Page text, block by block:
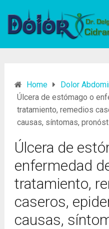
Home Dolor
Úlcera de estómago o
tratamiento, remedios
causas, síntomas,
Úlcera de
enfermedad
tratamiento,
caseros,
causas,